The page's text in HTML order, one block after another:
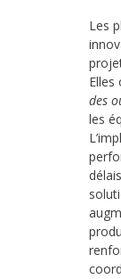
Les
Elles
des
les